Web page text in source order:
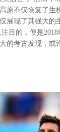
原不仅恢复了生
展现了其强大的
目的，便是
的考古发现，或